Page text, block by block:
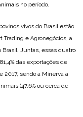
no período.
vivos do Brasil estão
Trading e Agronegócios, a
Juntas, essas quatro
das exportações de
2017, sendo a Minerva a
(47,6% ou cerca de